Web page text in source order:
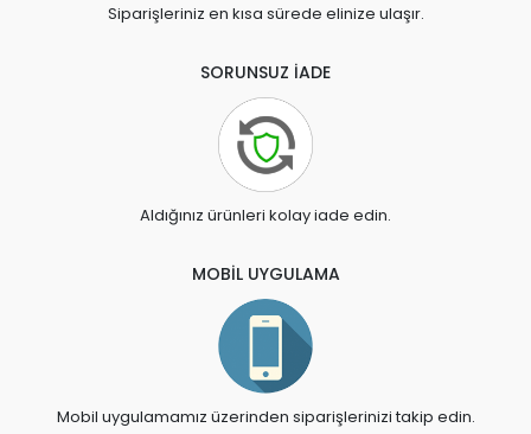
Siparişleriniz en kısa sürede elinize ulaşır.
SORUNSUZ İADE
Aldığınız ürünleri kolay iade edin.
MOBİL UYGULAMA
Mobil uygulamamız üzerinden siparişlerinizi takip edin.